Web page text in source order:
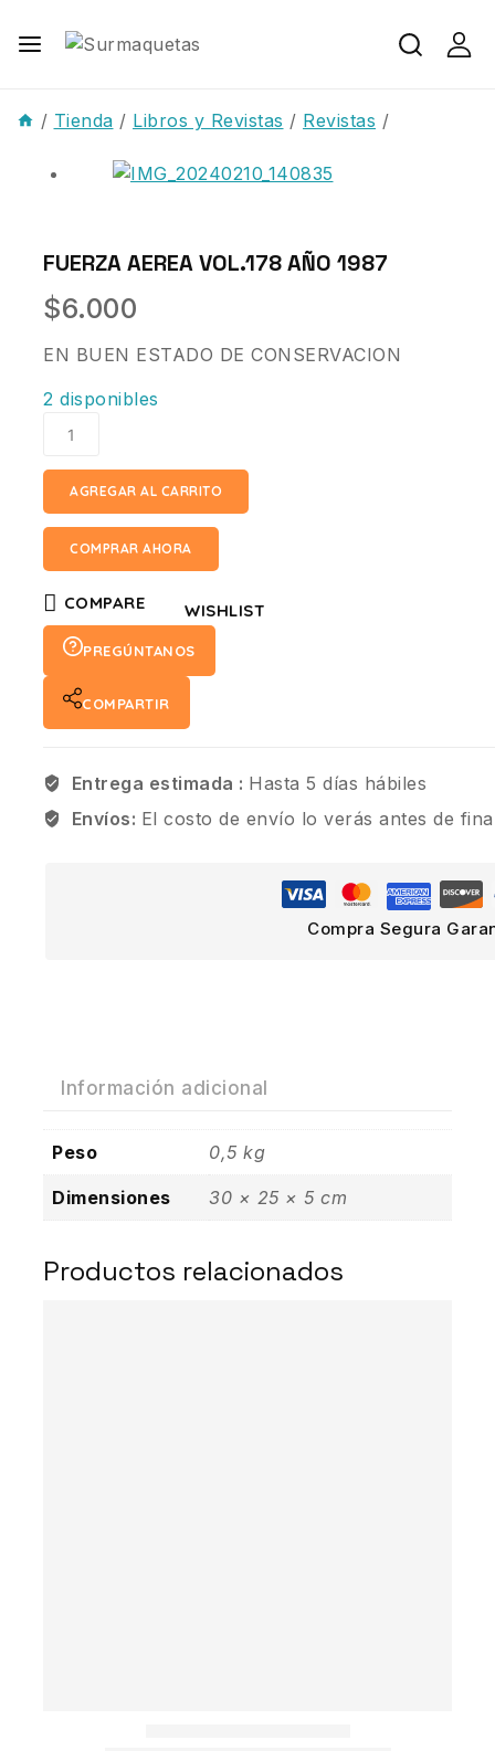
/ Tienda / Libros y Revistas / Revistas /
FUERZA AEREA VOL.178 AÑO 1987
$6.000
EN BUEN ESTADO DE CONSERVACION
2 disponibles
AGREGAR AL CARRITO
COMPRAR AHORA
COMPARE WISHLIST
PREGÚNTANOS
COMPARTIR
Entrega estimada : Hasta 5 días hábiles
Envíos: El costo de envío lo verás antes de
Compra Segura
Información adicional
Peso 0,5 kg
Dimensiones 30 × 25 × 5 cm
Productos relacionados